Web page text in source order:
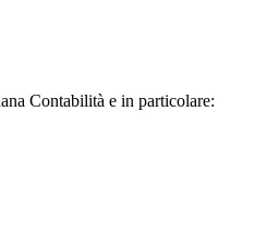
Contabilità e in particolare: